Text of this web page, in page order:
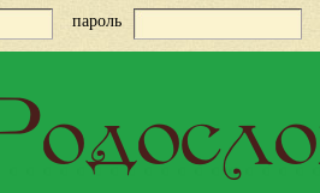
пароль